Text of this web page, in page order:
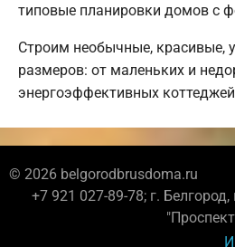
типовые планировки домов с
Строим необычные,
размеров: от маленьких и
энергоэффективных
© 2026 belgorodbrusdoma.ru
+7 921 027-89-78; г.